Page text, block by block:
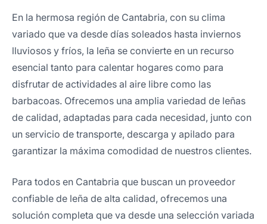
En la hermosa región de Cantabria, con su clima
variado que va desde días soleados hasta inviernos
lluviosos y fríos, la leña se convierte en un recurso
esencial tanto para calentar hogares como para
disfrutar de actividades al aire libre como las
barbacoas. Ofrecemos una amplia variedad de leñas
de calidad, adaptadas para cada necesidad, junto con
un servicio de transporte, descarga y apilado para
garantizar la máxima comodidad de nuestros clientes.
Para todos en Cantabria que buscan un proveedor
confiable de leña de alta calidad, ofrecemos una
solución completa que va desde una selección variada